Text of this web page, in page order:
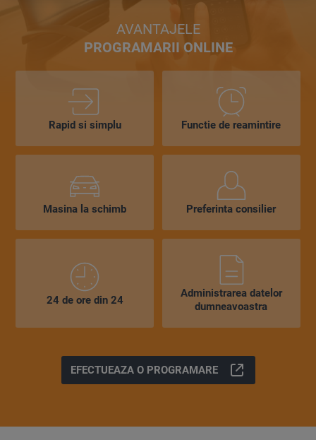
AVANTAJELE
PROGRAMARII ONLINE
Rapid si simplu Functie de reamintire
Masina la schimb Preferinta consilier
24 de ore din 24
Administrarea datelor
dumneavoastra
EFECTUEAZA O PROGRAMARE